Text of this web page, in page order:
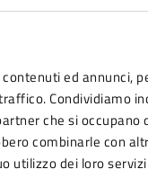
ed annunci,
Condividiamo
che si occupano
combinarle con
utilizzo dei loro
e commercio
e trasporti
e